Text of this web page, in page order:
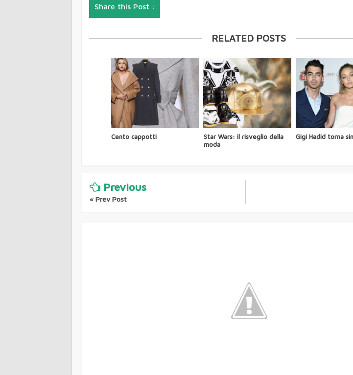
Share this Post :
RELATED POSTS
Cento cappotti
Star Wars: il risveglio della
moda
Gigi Hadid torna
Previous
« Prev Post